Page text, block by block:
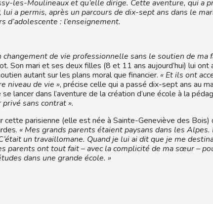
les-Moulineaux et qu’elle dirige. Cette aventure, qui a
a permis, après un parcours de dix-sept ans dans le
d’adolescente : l’enseignement.
changement de vie professionnelle sans le soutien de ma
Son mari et ses deux filles (8 et 11 ans aujourd’hui) lui ont
autant sur les plans moral que financier. « Et ils ont
niveau de vie », précise celle qui a passé dix-sept ans au
lancer dans l’aventure de la création d’une école à la
sans contrat ».
cette parisienne (elle est née à Sainte-Geneviève des Bois)
« Mes grands parents étaient paysans dans les Alpes.
un travaillomane. Quand je lui ai dit que je me
parents ont tout fait – avec la complicité de ma sœur –
dans une grande école. »